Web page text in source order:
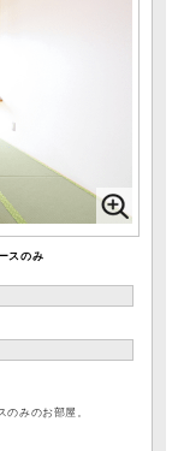
スのみ
みのお部屋。